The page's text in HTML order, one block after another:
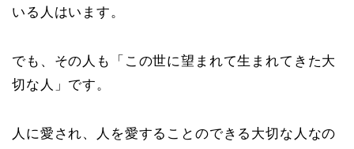
いる人はいます。
でも、その人も「この世に望まれて生まれてきた大
切な人」です。
人に愛され、人を愛することのできる大切な人なの